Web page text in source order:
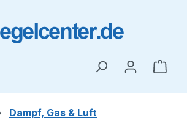
Dampf, Gas & Luft